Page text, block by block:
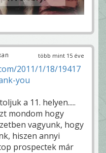
több mint 15 éve
2011/1/18/19417
you
a 11. helyen.....
mondom hogy
vagyunk, hogy
hiszen annyi
prospectek már